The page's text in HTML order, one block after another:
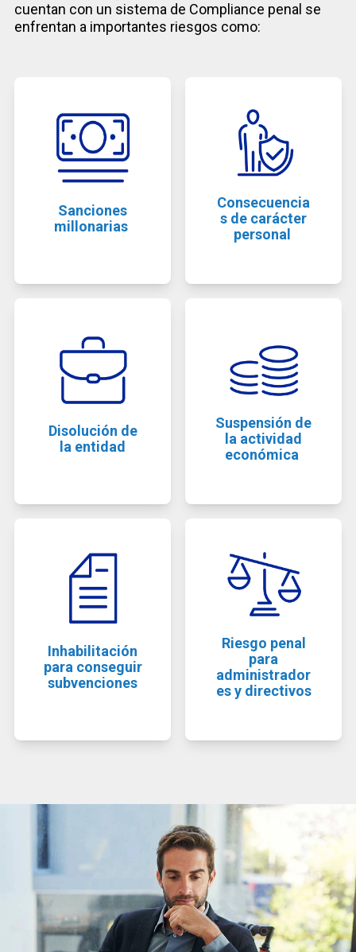
cuentan con un sistema de Compliance penal se
enfrentan a importantes riesgos como:
Sanciones
millonarias
Consecuencia
s de carácter
personal
Disolución de
la entidad
Suspensión de
la actividad
económica
Inhabilitación
para conseguir
subvenciones
Riesgo penal
para
administrador
es y directivos